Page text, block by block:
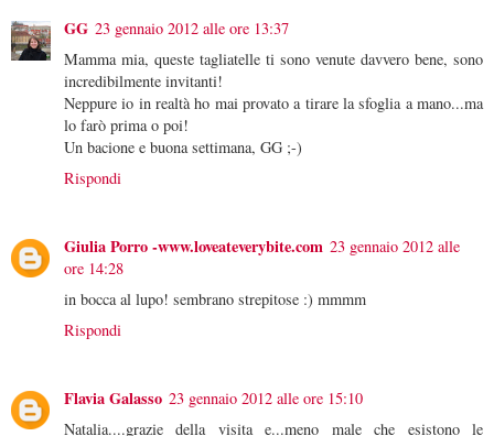
GG 23 gennaio 2012 alle ore 13:37
Mamma mia, queste tagliatelle ti sono venute davvero bene, sono
incredibilmente invitanti!
Neppure io in realtà ho mai provato a tirare la sfoglia a mano...ma
lo farò prima o poi!
Un bacione e buona settimana, GG ;-)
Rispondi
Giulia Porro -www.loveateverybite.com 23 gennaio 2012 alle
ore 14:28
in bocca al lupo! sembrano strepitose :) mmmm
Rispondi
Flavia Galasso 23 gennaio 2012 alle ore 15:10
Natalia....grazie della visita e...meno male che esistono le